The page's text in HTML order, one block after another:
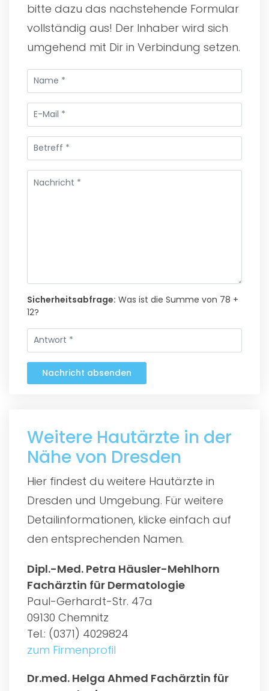
bitte dazu das nachstehende Formular
vollständig aus! Der Inhaber wird sich
umgehend mit Dir in Verbindung setzen.
Sicherheitsabfrage: Was ist die Summe von 78 +
12?
Nachricht absenden
Weitere Hautärzte in der
Nähe von Dresden
Hier findest du weitere Hautärzte in
Dresden und Umgebung. Für weitere
Detailinformationen, klicke einfach auf
den entsprechenden Namen.
Dipl.-Med. Petra Häusler-Mehlhorn
Fachärztin für Dermatologie
Paul-Gerhardt-Str. 47a
09130 Chemnitz
Tel.: (0371) 4029824
zum Firmenprofil
Dr.med. Helga Ahmed Fachärztin für